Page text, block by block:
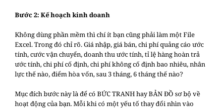
Bước 2: Kế hoạch kinh doanh
Không dùng phần mềm thì chí ít bạn cũng phải làm một File
Excel. Trong đó chỉ rõ. Giá nhập, giá bán, chi phí quảng cáo ước
tính, cước vận chuyển, doanh thu ước tính, tỉ lệ hàng hoàn trả
ước tính, chi phí cố định, chi phí không cố định bao nhiêu, nhân
lực thế nào, điểm hòa vốn, sau 3 tháng, 6 tháng thế nào?
Mục đích bước này là để có BỨC TRANH hay BẢN ĐỒ sơ bộ về
hoạt động của bạn. Mỗi khi có một yếu tố thay đổi nhìn vào